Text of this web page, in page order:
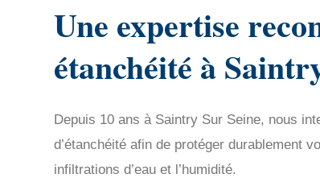
Une expertise
étanchéité à
Depuis 10 ans à Saintry Sur Seine, nous
d’étanchéité afin de protéger durablement
infiltrations d’eau et l’humidité.